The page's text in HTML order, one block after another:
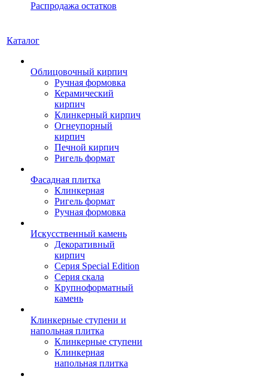
Распродажа остатков
Каталог
Облицовочный кирпич
Ручная формовка
Керамический
кирпич
Клинкерный кирпич
Огнеупорный
кирпич
Печной кирпич
Ригель формат
Фасадная плитка
Клинкерная
Ригель формат
Ручная формовка
Искусственный камень
Декоративный
кирпич
Серия Special Edition
Серия скала
Крупноформатный
камень
Клинкерные ступени и
напольная плитка
Клинкерные ступени
Клинкерная
напольная плитка